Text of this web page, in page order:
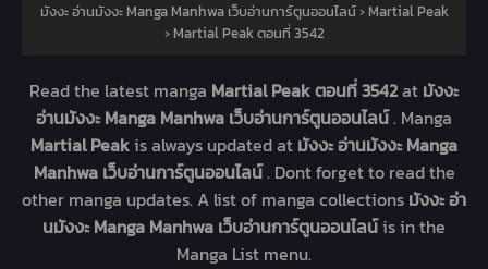
มังงะ อ่านมังงะ Manga Manhwa เว็บอ่านการ์ตูนออนไลน์› Martial Peak
› Martial Peak ตอนที่ 3542
Read the latest manga Martial Peak ตอนที่ 3542at มังงะ
อ่านมังงะ Manga Manhwa เว็บอ่านการ์ตูนออนไลน์. Manga
Martial Peakis always updated at มังงะ อ่านมังงะ Manga
Manhwa เว็บอ่านการ์ตูนออนไลน์. Dont forget to read the
other manga updates. A list of manga collections มังงะ อ่า
นมังงะ Manga Manhwa เว็บอ่านการ์ตูนออนไลน์is in the
Manga List menu.